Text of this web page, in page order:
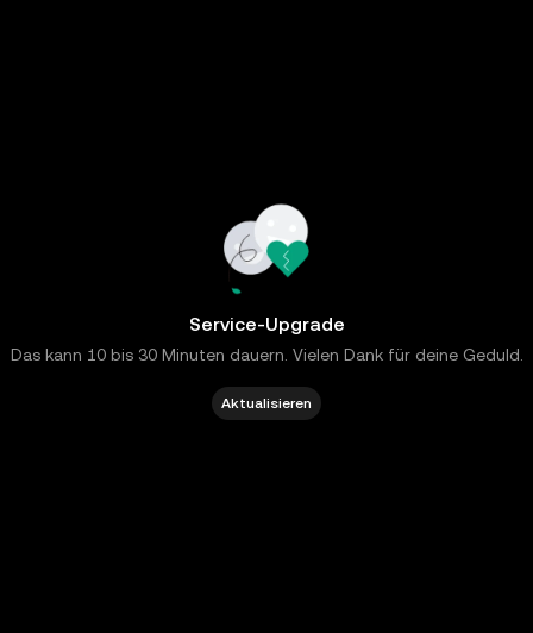
Service-Upgrade
Das kann 10 bis 30 Minuten dauern. Vielen Dank für deine Geduld.
Aktualisieren